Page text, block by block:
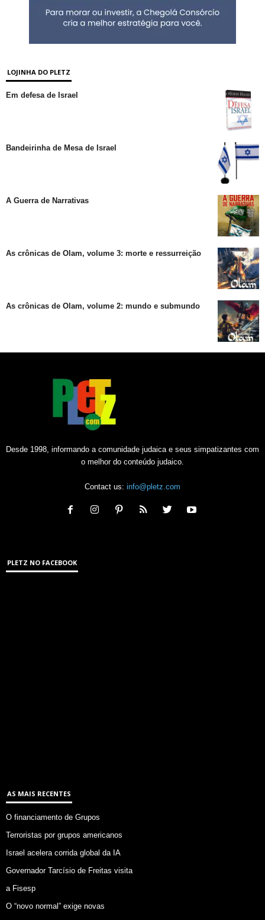
LOJINHA DO PLETZ
Em defesa de Israel
Bandeirinha de Mesa de Israel
A Guerra de Narrativas
As crônicas de Olam, volume 3: morte e ressurreição
As crônicas de Olam, volume 2: mundo e submundo
Desde 1998, informando a comunidade judaica e seus simpatizantes com
o melhor do conteúdo judaico.
Contact us: info@pletz.com
PLETZ NO FACEBOOK
AS MAIS RECENTES
O financiamento de Grupos
Terroristas por grupos americanos
Israel acelera corrida global da IA
Governador Tarcísio de Freitas visita
a Fisesp
O “novo normal” exige novas